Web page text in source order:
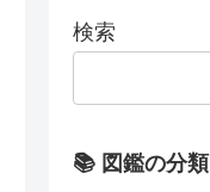
検索
📚 図鑑の分類